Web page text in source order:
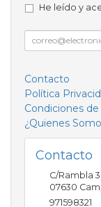
He leído y
Contacto
Política
Condiciones
¿Quienes
Contacto
C/Rambla
07630
971598321